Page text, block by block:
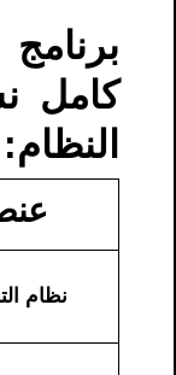
النظام:
نظام